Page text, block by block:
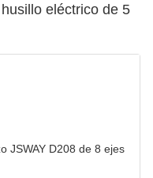
eléctrico de 5